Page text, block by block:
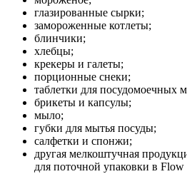
глазированные сырки;
замороженные котлеты;
блинчики;
хлебцы;
крекеры и галеты;
порционные снеки;
таблетки для посудомоечных
брикеты и капсулы;
мыло;
губки для мытья посуды;
салфетки и спонжи;
другая мелкоштучная
для поточной упаковки в Flow